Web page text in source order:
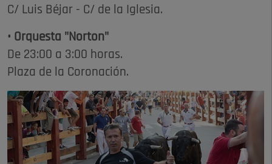
C/ Luis Béjar - C/ de la Iglesia.
• Orquesta "Norton"
De 23:00 a 3:00 horas.
Plaza de la Coronación.